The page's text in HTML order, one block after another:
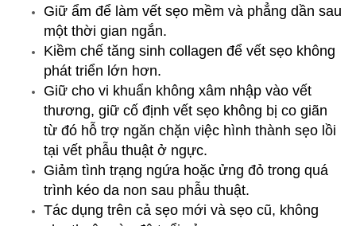
Giữ ẩm để làm vết sẹo mềm và phẳng dần sau
một thời gian ngắn.
Kiềm chế tăng sinh collagen để vết sẹo không
phát triển lớn hơn.
Giữ cho vi khuẩn không xâm nhập vào vết
thương, giữ cố định vết sẹo không bị co giãn
từ đó hỗ trợ ngăn chặn việc hình thành sẹo lồi
tại vết phẫu thuật ở ngực.
Giảm tình trạng ngứa hoặc ửng đỏ trong quá
trình kéo da non sau phẫu thuật.
Tác dụng trên cả sẹo mới và sẹo cũ, không